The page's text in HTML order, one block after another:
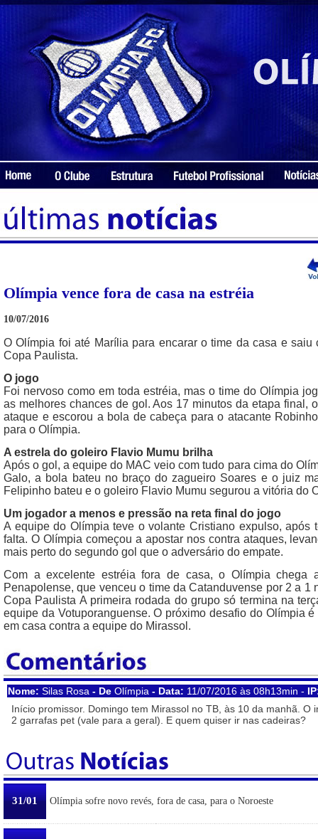
Olímpia vence fora de casa na estréia
10/07/2016
O Olímpia foi até Marília para encarar o time da casa e
Copa Paulista.
O jogo
Foi nervoso como em toda estréia, mas o time do Olímpia
as melhores chances de gol. Aos 17 minutos da etapa final,
ataque e escorou a bola de cabeça para o atacante
para o Olímpia.
A estrela do goleiro Flavio Mumu brilha
Após o gol, a equipe do MAC veio com tudo para cima do
Galo, a bola bateu no braço do zagueiro Soares e o juiz
Felipinho bateu e o goleiro Flavio Mumu segurou a vitória do
Um jogador a menos e pressão na reta final do jogo
A equipe do Olímpia teve o volante Cristiano expulso, após
falta. O Olímpia começou a apostar nos contra ataques,
mais perto do segundo gol que o adversário do empate.
Com a excelente estréia fora de casa, o Olímpia chega
Penapolense, que venceu o time da Catanduvense por 2 a
Copa Paulista A primeira rodada do grupo só termina na
equipe da Votuporanguense. O próximo desafio do Olímpia
em casa contra a equipe do Mirassol.
Nome: Silas Rosa - De Olímpia - Data: 11/07/2016 às 08h13min -
Início promissor. Domingo tem Mirassol no TB, às 10 da manhã.
2 garrafas pet (vale para a geral). E quem quiser ir nas cadeiras?
31/01 Olímpia sofre novo revés, fora de casa, para o Noroeste